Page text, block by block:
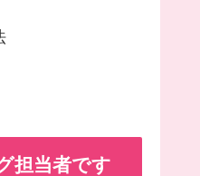
担当者です